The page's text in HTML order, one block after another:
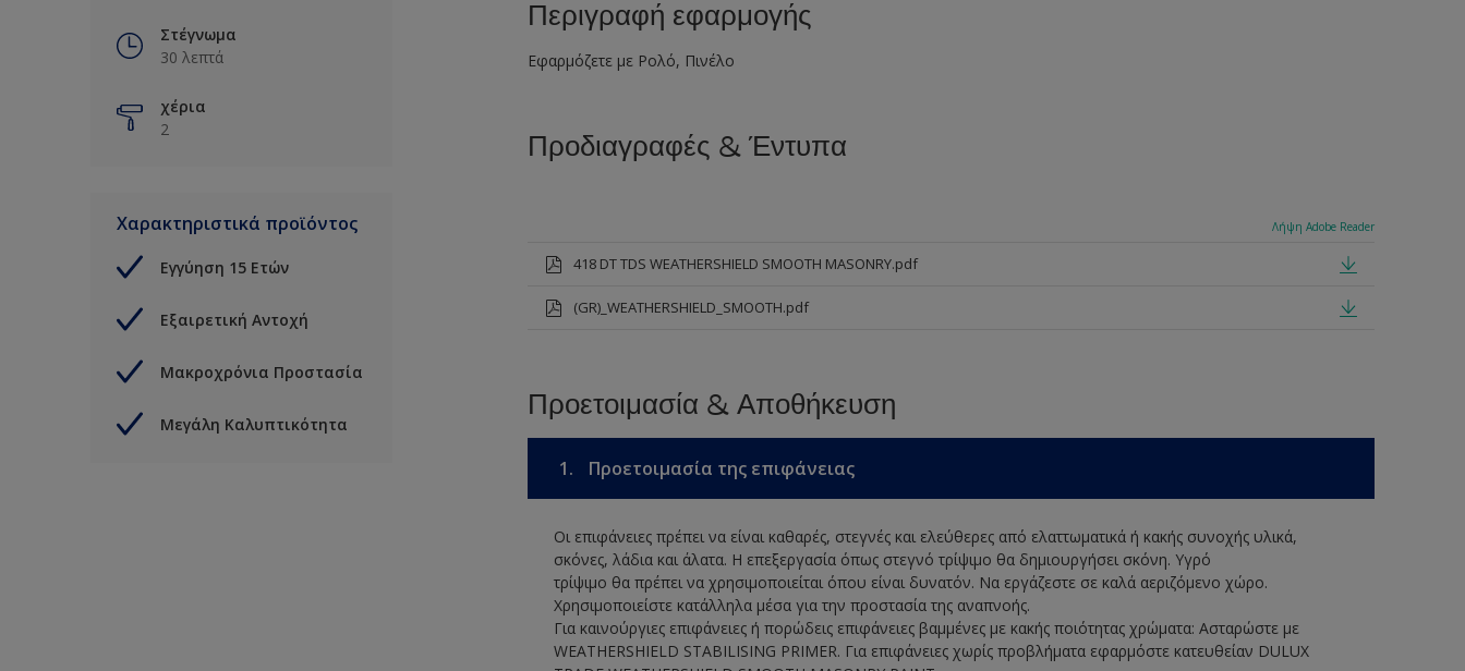
Στέγνωμα
30 λεπτά
χέρια
2
Χαρακτηριστικά προϊόντος
Εγγύηση 15 Ετών
Εξαιρετική Αντοχή
Μακροχρόνια Προστασία
Μεγάλη Καλυπτικότητα
Περιγραφή εφαρμογής
Εφαρμόζετε με Ρολό, Πινέλο
Προδιαγραφές & Έντυπα
Λήψη Adobe Reader
418 DT TDS WEATHERSHIELD SMOOTH MASONRY.pdf
(GR)_WEATHERSHIELD_SMOOTH.pdf
Προετοιμασία & Αποθήκευση
1. Προετοιμασία της επιφάνειας
Οι επιφάνειες πρέπει να είναι καθαρές, στεγνές και ελεύθερες από ελαττωματικά ή κακής συνοχής υλικά,
σκόνες, λάδια και άλατα. Η επεξεργασία όπως στεγνό τρίψιμο θα δημιουργήσει σκόνη. Υγρό
τρίψιμο θα πρέπει να χρησιμοποιείται όπου είναι δυνατόν. Να εργάζεστε σε καλά αεριζόμενο χώρο.
Χρησιμοποιείστε κατάλληλα μέσα για την προστασία της αναπνοής.
Για καινούργιες επιφάνειες ή πορώδεις επιφάνειες βαμμένες με κακής ποιότητας χρώματα: Ασταρώστε με
WEATHERSHIELD STABILISING PRIMER. Για επιφάνειες χωρίς προβλήματα εφαρμόστε κατευθείαν DULUX